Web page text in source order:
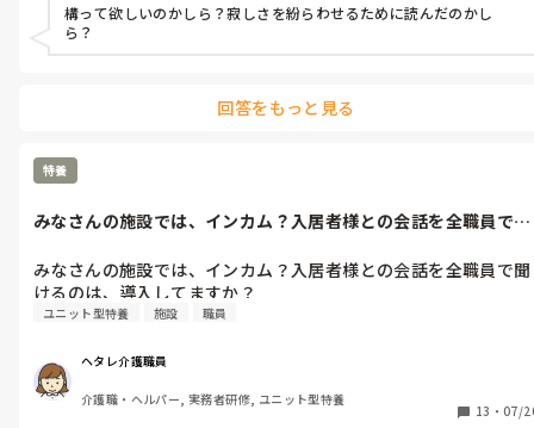
構って欲しいのかしら？寂しさを紛らわせるために読んだのかし
ら？
回答をもっと見る
特養
みなさんの施設では、インカム？入居者様との会話を全職員で聞
みなさんの施設では、インカム？入居者様との会話を全職員で聞
けるのは、導入してますか？
ユニット型特養 施設 職員
ヘタレ介護職員
介護職・ヘルパー, 実務者研修, ユニット型特養
13 ・ 07/